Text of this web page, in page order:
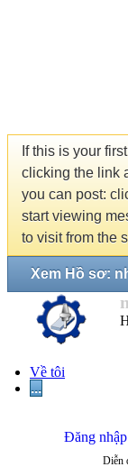
If this is your
clicking the link
you can post:
start viewing
to visit from the
Xem Hồ sơ:
Về tôi
...
Đăng nhập
Diễn